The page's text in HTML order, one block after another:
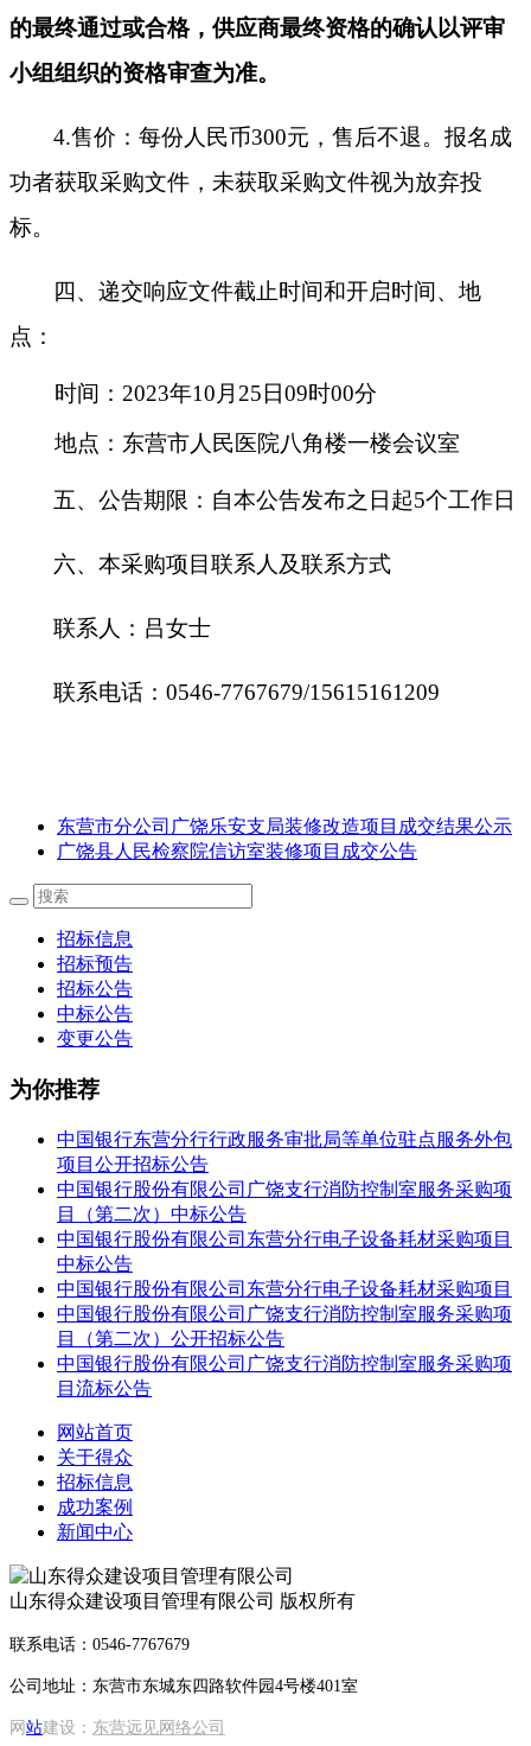
的最终通过或合格，供应商最终资格的确认以评审
小组组织的资格审查为准。
4.售价：每份人民币300元，售后不退。报名成
功者获取采购文件，未获取采购文件视为放弃投
标。
四、递交响应文件截止时间和开启时间、地
点：
时间 ： 2023年10 月 25 日09时00分
地点：东营市人民医院八角楼一楼会议室
五、公告期限：自本公告发布之日起5个工作日
六、本采购项目联系人及联系方式
联系人： 吕女士
联系电话： 0546-7767679/15615161209
东营市分公司广饶乐安支局装修改造项目成交结果公示
广饶县人民检察院信访室装修项目成交公告
招标信息
招标预告
招标公告
中标公告
变更公告
为你推荐
中国银行东营分行行政服务审批局等单位驻点服务外包
项目公开招标公告
中国银行股份有限公司广饶支行消防控制室服务采购项
目（第二次）中标公告
中国银行股份有限公司东营分行电子设备耗材采购项目
中标公告
中国银行股份有限公司东营分行电子设备耗材采购项目
中国银行股份有限公司广饶支行消防控制室服务采购项
目（第二次）公开招标公告
中国银行股份有限公司广饶支行消防控制室服务采购项
目流标公告
网站首页
关于得众
招标信息
成功案例
新闻中心
山东得众建设项目管理有限公司 版权所有
联系电话：0546-7767679
公司地址：东营市东城东四路软件园4号楼401室
网站建设： 东营远见网络公司